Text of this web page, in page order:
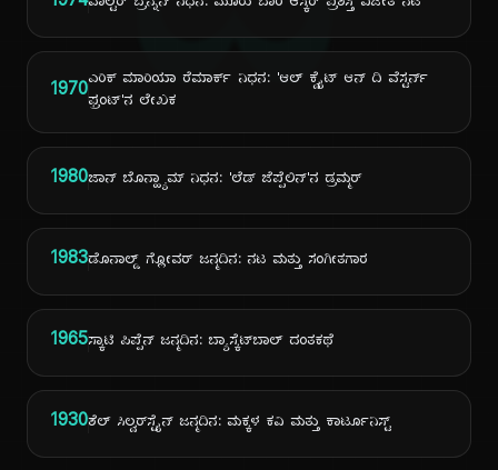
1970ಎರಿಕ್ ಮಾರಿಯಾ ರೆಮಾರ್ಕ್ ನಿಧನ: 'ಆಲ್ ಕ್ವೈಟ್ ಆನ್ ದಿ ವೆಸ್ಟರ್ನ್
ಫ್ರಂಟ್'ನ ಲೇಖಕ
1980ಜಾನ್ ಬೊನ್ಹ್ಯಾಮ್ ನಿಧನ: 'ಲೆಡ್ ಜೆಪ್ಪೆಲಿನ್'ನ ಡ್ರಮ್ಮರ್
1983ಡೊನಾಲ್ಡ್ ಗ್ಲೋವರ್ ಜನ್ಮದಿನ: ನಟ ಮತ್ತು ಸಂಗೀತಗಾರ
1965ಸ್ಕಾಟಿ ಪಿಪ್ಪೆನ್ ಜನ್ಮದಿನ: ಬ್ಯಾಸ್ಕೆಟ್‌ಬಾಲ್ ದಂತಕಥೆ
1930ಶೆಲ್ ಸಿಲ್ವರ್‌ಸ್ಟೈನ್ ಜನ್ಮದಿನ: ಮಕ್ಕಳ ಕವಿ ಮತ್ತು ಕಾರ್ಟೂನಿಸ್ಟ್